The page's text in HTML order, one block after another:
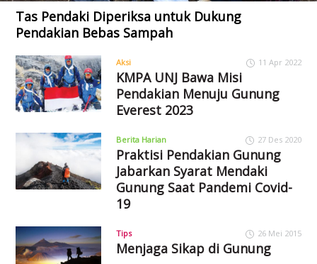
Tas Pendaki Diperiksa untuk Dukung
Pendakian Bebas Sampah
Aksi 11 Apr 2022
KMPA UNJ Bawa Misi
Pendakian Menuju Gunung
Everest 2023
Berita Harian 27 Des 2020
Praktisi Pendakian Gunung
Jabarkan Syarat Mendaki
Gunung Saat Pandemi Covid-
19
Tips 26 Mei 2015
Menjaga Sikap di Gunung